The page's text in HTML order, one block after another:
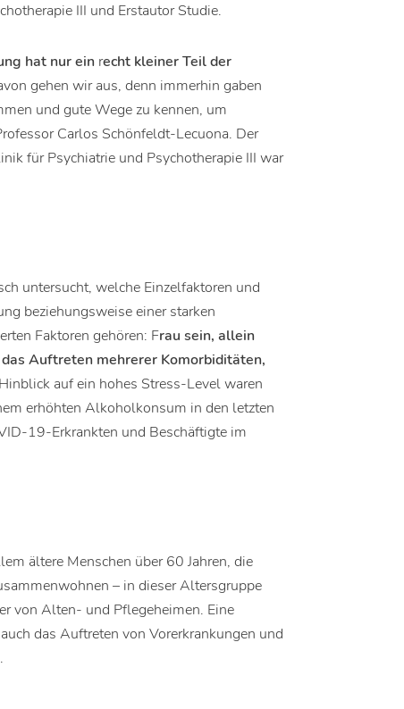
III und Erstautor Studie.
hat nur ein recht kleiner Teil der
gehen wir aus, denn immerhin gaben
und gute Wege zu kennen, um
Carlos Schönfeldt-Lecuona. Der
für Psychiatrie und Psychotherapie III war
untersucht, welche Einzelfaktoren und
beziehungsweise einer starken
Faktoren gehören: Frau sein, allein
Auftreten mehrerer Komorbiditäten,
auf ein hohes Stress-Level waren
erhöhten Alkoholkonsum in den letzten
19-Erkrankten und Beschäftigte im
ältere Menschen über 60 Jahren, die
– in dieser Altersgruppe
von Alten- und Pflegeheimen. Eine
das Auftreten von Vorerkrankungen und